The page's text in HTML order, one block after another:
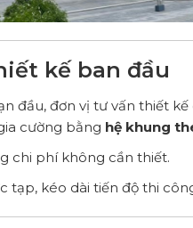
kế ban đầu
đầu, đơn vị tư vấn thiết
cường bằng hệ khung
chi phí không cần thiết.
tạp, kéo dài tiến độ thi